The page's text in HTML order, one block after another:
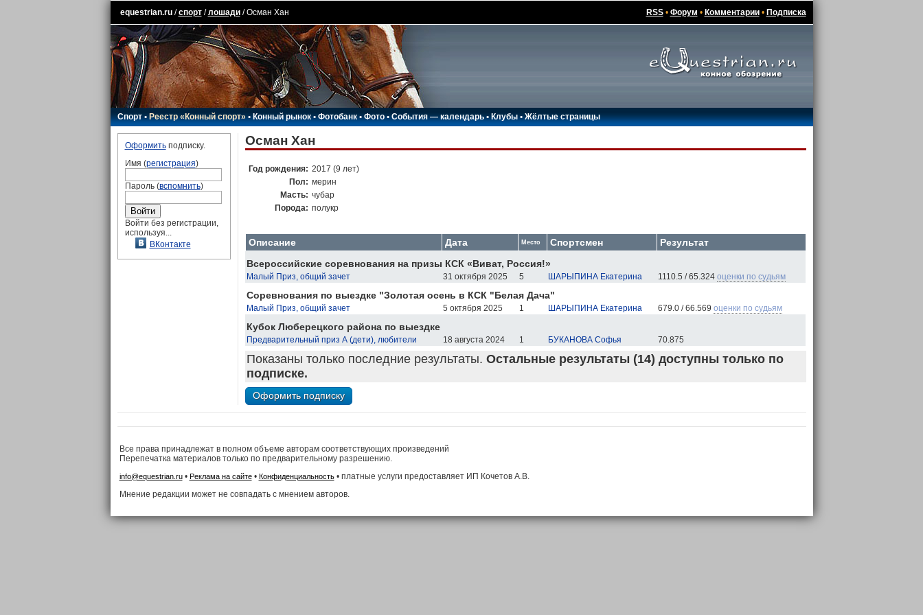
equestrian.ru/спорт/лошади/ Осман Хан RSS• Форум • Комментарии• Подписка
Спорт•Реестр «Конный спорт»•Конный рынок•Фотобанк •Фото•События — календарь•Клубы •Жёлтые страницы
Оформитьподписку.
Имя (регистрация)
Пароль (вспомнить)
Войти без регистрации,
используя...
ВКонтакте
Осман Хан
Год рождения: 2017 (9 лет)
Пол: мерин
Масть: чубар
Порода: полукр
Описание Дата Место Спортсмен
Результат
Всероссийские соревнования на призы КСК «Виват, Россия!»
Малый Приз, общий зачет 31 октября 2025 5 ШАРЫПИНА Екатерина 1110.5 / 65.324 оценки по судьям
Соревнования по выездке "Золотая осень в КСК "Белая Дача"
Малый Приз, общий зачет 5 октября 2025 1 ШАРЫПИНА Екатерина 679.0 / 66.569 оценки по судьям
Кубок Люберецкого района по выездке
Предварительный приз А (дети), любители 18 августа 2024 1 БУКАНОВА Софья 70.875
Показаны только последние результаты. Остальные результаты (14) доступны только по
подписке.
Все права принадлежат в полном объеме авторам соответствующих произведений
Перепечатка материалов только по предварительному разрешению.
info@equestrian.ru• Реклама на сайте• Конфиденциальность• платные услуги предоставляет ИП Кочетов А.В.
Мнение редакции может не совпадать с мнением авторов.